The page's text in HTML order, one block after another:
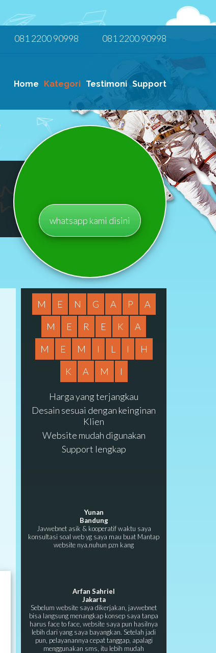
081 2200 90998 081 2200 90998
Home Kategori Testimoni Support
whatsapp kami disini
M E N G A P
A
M
E R E K
A
M
E M I L I
H
K
A M I
Harga yang terjangkau
Desain sesuai dengan keinginan
Klien
Website mudah digunakan
Support lengkap
Yunan
Bandung
Javwebnet asik & kooperatif waktu saya
konsultasi soal web yg saya mau buat Mantap
website nya.nuhun pzn kang
Arfan Sahriel
Jakarta
Sebelum website saya dikerjakan, javwebnet
bisa langsung menangkap konsep saya tanpa
harus face to face, website saya pun hasilnya
lebih dari yang saya bayangkan. Setelah jadi
pun, pelayanannya cepat tanggap, apalagi
menggunakan sms, itu lebih mudah